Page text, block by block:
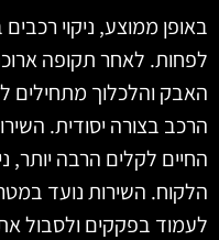
לאחר תקופה ארוכה עם
והלכלוך מתחילים
בצורה יסודית.
לקלים הרבה יותר,
השירות נועד במטרה
בפקקים ולסבול את